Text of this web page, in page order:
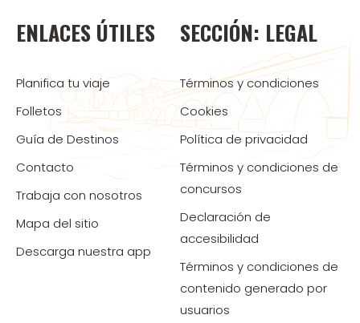
ENLACES ÚTILES
Planifica tu viaje
Folletos
Guía de Destinos
Contacto
Trabaja con nosotros
Mapa del sitio
Descarga nuestra app
SECCIÓN: LEGAL
Términos y condiciones
Cookies
Política de privacidad
Términos y condiciones de
concursos
Declaración de
accesibilidad
Términos y condiciones de
contenido generado por
usuarios